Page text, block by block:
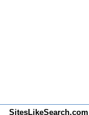
SitesLikeSearch.com